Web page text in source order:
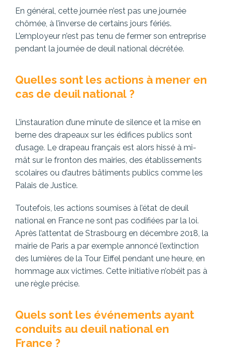
En général, cette journée n’est pas une journée
chômée, à l’inverse de certains jours fériés.
L’employeur n’est pas tenu de fermer son entreprise
pendant la journée de deuil national décrétée.
Quelles sont les actions à mener en
cas de deuil national ?
L’instauration d’une minute de silence et la mise en
berne des drapeaux sur les édifices publics sont
d’usage. Le drapeau français est alors hissé à mi-
mât sur le fronton des mairies, des établissements
scolaires ou d’autres bâtiments publics comme les
Palais de Justice.
Toutefois, les actions soumises à l’état de deuil
national en France ne sont pas codifiées par la loi.
Après l’attentat de Strasbourg en décembre 2018, la
mairie de Paris a par exemple annoncé l’extinction
des lumières de la Tour Eiffel pendant une heure, en
hommage aux victimes. Cette initiative n’obéit pas à
une règle précise.
Quels sont les événements ayant
conduits au deuil national en
France ?